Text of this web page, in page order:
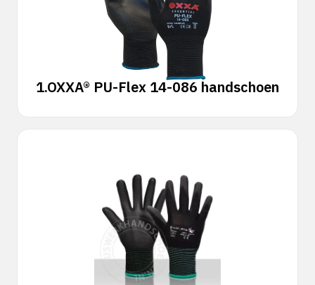
1.OXXA® PU-Flex 14-086 handschoen